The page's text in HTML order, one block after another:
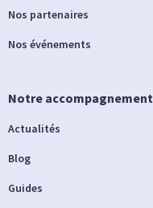
Nos partenaires
Nos événements
Notre accompagnement
Actualités
Blog
Guides